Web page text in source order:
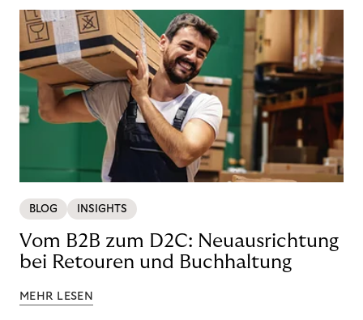
BLOG INSIGHTS
Vom B2B zum D2C: Neuausrichtung
bei Retouren und Buchhaltung
MEHR LESEN